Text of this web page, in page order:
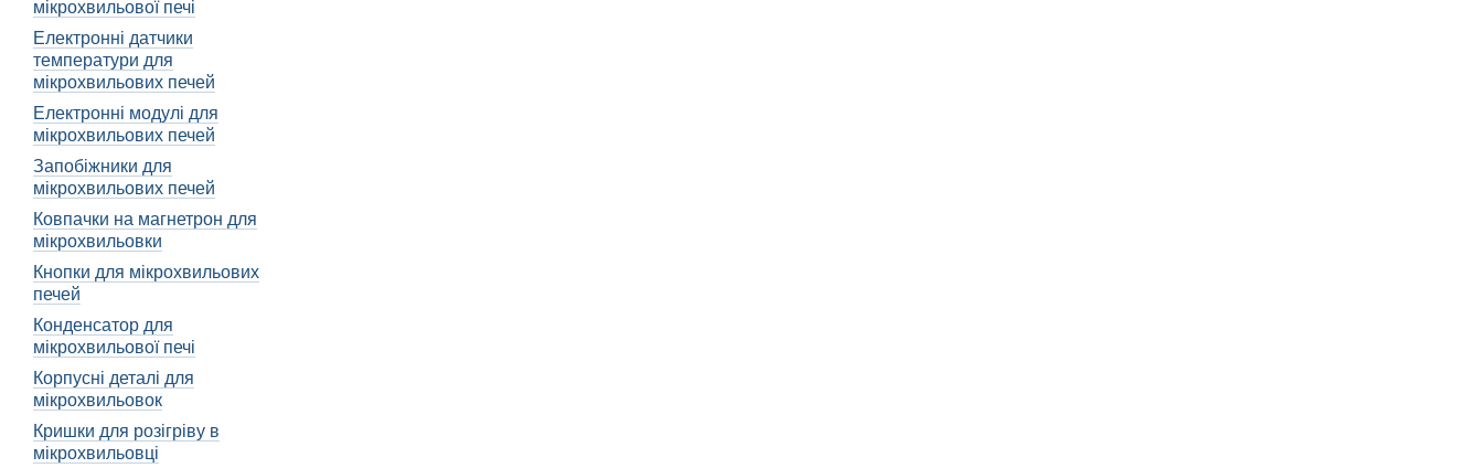
мікрохвильової печі
Електронні датчики
температури для
мікрохвильових печей
Електронні модулі для
мікрохвильових печей
Запобіжники для
мікрохвильових печей
Ковпачки на магнетрон для
мікрохвильовки
Кнопки для мікрохвильових
печей
Конденсатор для
мікрохвильової печі
Корпусні деталі для
мікрохвильовок
Кришки для розігріву в
мікрохвильовці